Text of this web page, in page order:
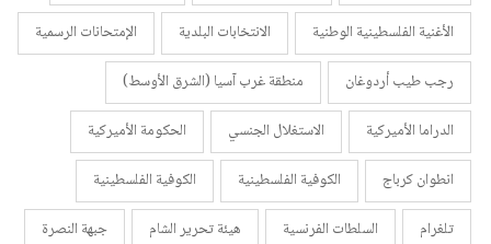
الأغنية الفلسطينية الوطنية الانتخابات البلدية
الإمتحانات الرسمية
رجب طيب أردوغان
منطقة غرب آسيا (الشرق الأوسط)
الدراما الأميركية
الاستغلال الجنسي
الحكومة الأميركية
انطوان كرباج
الكوفية الفلسطينية
الكوفية الفلسطينية
تلغرام
السلطات الفرنسية هيئة تحرير الشام
جبهة النصرة